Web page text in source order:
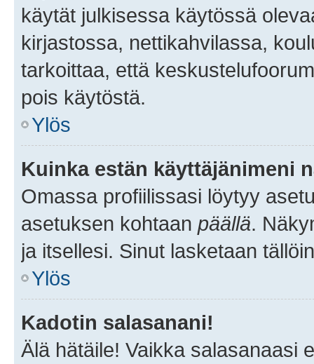
käytät julkisessa käytössä
kirjastossa, nettikahvilassa,
tarkoittaa, että
pois käytöstä.
Ylös
Kuinka estän käyttäjänimeni
Omassa profiilissasi löytyy
asetuksen kohtaan päällä.
ja itsellesi. Sinut lasketaan
Ylös
Kadotin salasanani!
Älä hätäile! Vaikka salasanaasi